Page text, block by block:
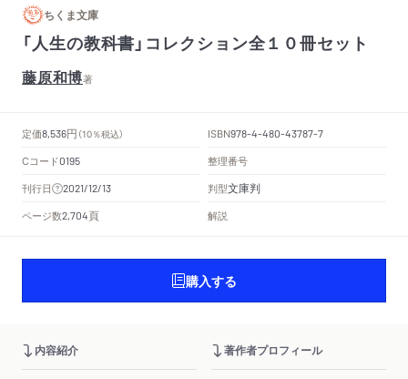
ちくま文庫
「人生の教科書」コレクション全１０冊セット
藤原和博著
定価8,536円 （10％税込） ISBN978-4-480-43787-7
Cコード0195
整理番号
刊行日
2021/12/13 判型文庫判
ページ数2,704頁 解説
購入する
内容紹介 著作者プロフィール